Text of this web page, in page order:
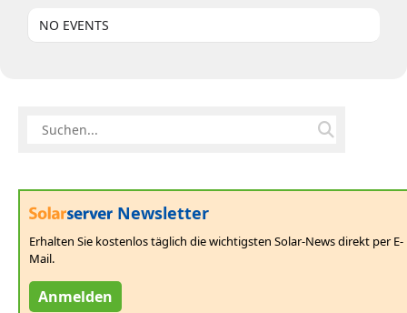
NO EVENTS
Newsletter
Erhalten Sie kostenlos täglich die wichtigsten Solar-News direkt per E-
Mail.
Anmelden